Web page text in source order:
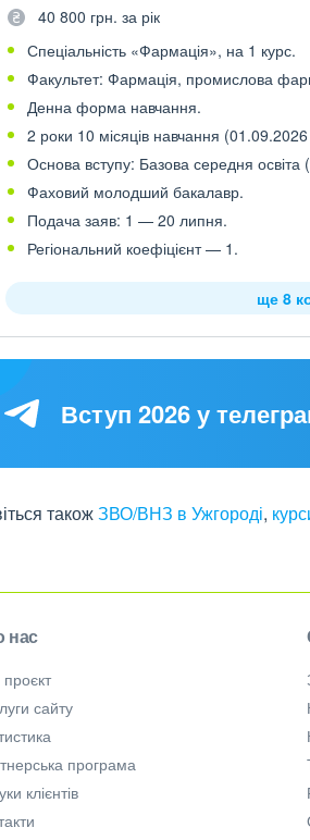
40 800 грн. за рік
Спеціальність «Фармація», на 1 курс.
Факультет: Фармація, промислова
Денна форма навчання.
2 роки 10 місяців навчання
Основа вступу: Базова середня освіта
Фаховий молодший бакалавр.
Подача заяв: 1 — 20 липня.
Регіональний коефіцієнт — 1.
ще 8
Вступ 2026 у
такожЗВО/ВНЗ в Ужгороді,
нас
сайту
програма
клієнтів